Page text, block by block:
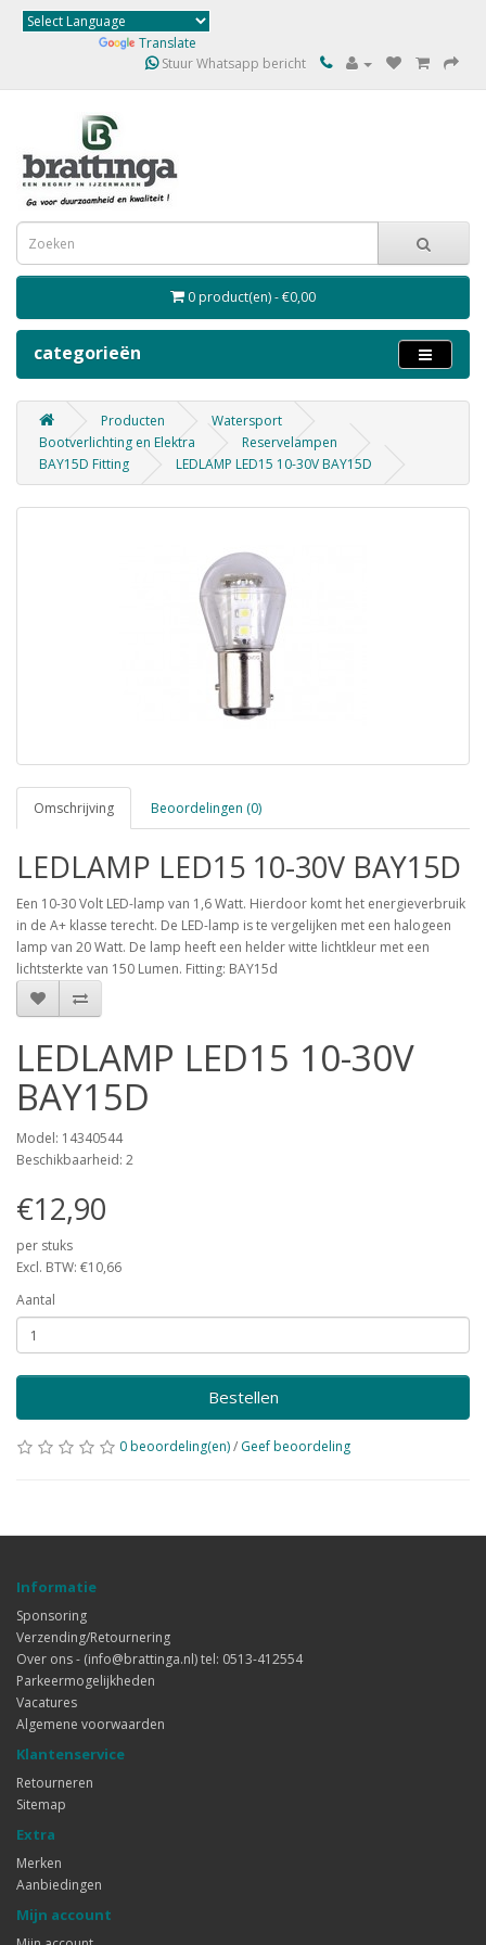
Translate
Stuur Whatsapp bericht
0 product(en) - €0,00
categorieën
Producten
Watersport
Bootverlichting en Elektra
Reservelampen
BAY15D Fitting
LEDLAMP LED15 10-30V BAY15D
Omschrijving Beoordelingen (0)
LEDLAMP LED15 10-30V BAY15D
Een 10-30 Volt LED-lamp van 1,6 Watt. Hierdoor komt het energieverbruik
in de A+ klasse terecht. De LED-lamp is te vergelijken met een halogeen
lamp van 20 Watt. De lamp heeft een helder witte lichtkleur met een
lichtsterkte van 150 Lumen. Fitting: BAY15d
LEDLAMP LED15 10-30V
BAY15D
Model: 14340544
Beschikbaarheid: 2
€12,90
per stuks
Excl. BTW: €10,66
Aantal
Bestellen
0 beoordeling(en)/ Geef beoordeling
Informatie
Sponsoring
Verzending/Retournering
Over ons - (info@brattinga.nl) tel: 0513-412554
Parkeermogelijkheden
Vacatures
Algemene voorwaarden
Klantenservice
Retourneren
Sitemap
Extra
Merken
Aanbiedingen
Mijn account